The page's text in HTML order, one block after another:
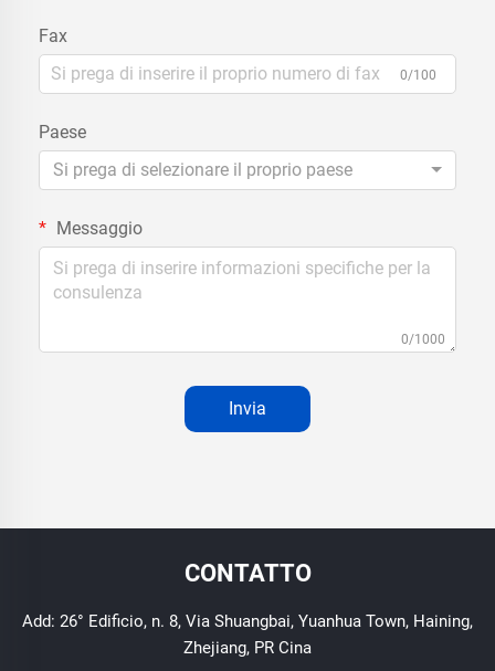
Fax
0/100
Paese
Si prega di selezionare il proprio paese
Messaggio
0/1000
Invia
CONTATTO
Add: 26° Edificio, n. 8, Via Shuangbai, Yuanhua Town, Haining,
Zhejiang, PR Cina